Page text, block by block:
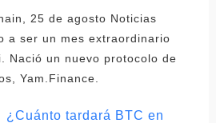
25 de agosto Noticias
a ser un mes extraordinario
Nació un nuevo protocolo de
Yam.Finance.
¿Cuánto tardará BTC en